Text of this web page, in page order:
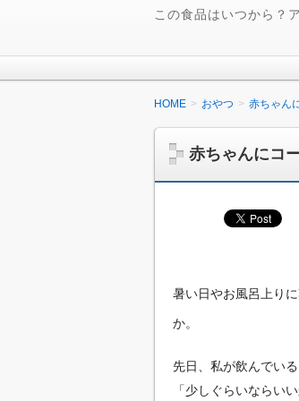
この食品はいつから？
HOME おやつ 赤ちゃん
赤ちゃんにコ
暑い日やお風呂上り
か。
先日、私が飲んでい
「少しぐらいならい